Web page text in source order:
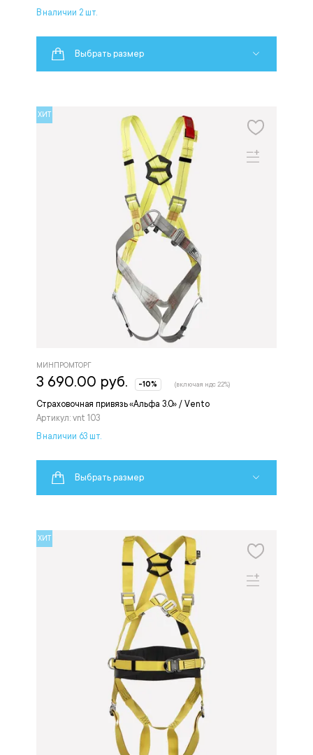
В наличии 2 шт.
Выбрать размер
ХИТ
Страховочная привязь «Альфа 3.0» / Vento
Артикул: vnt 103
МИНПРОМТОРГ
3 690.00 руб. -10% (включая ндс 22%)
В наличии 63 шт.
Выбрать размер
ХИТ